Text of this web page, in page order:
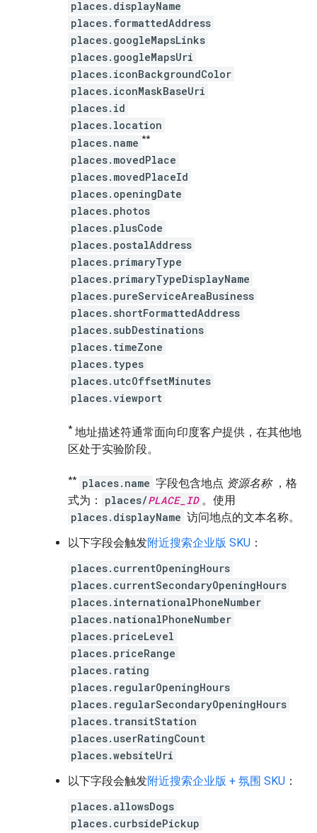
places.displayName
places.formattedAddress
places.googleMapsLinks
places.googleMapsUri
places.iconBackgroundColor
places.iconMaskBaseUri
places.id
places.location
places.name **
places.movedPlace
places.movedPlaceId
places.openingDate
places.photos
places.plusCode
places.postalAddress
places.primaryType
places.primaryTypeDisplayName
places.pureServiceAreaBusiness
places.shortFormattedAddress
places.subDestinations
places.timeZone
places.types
places.utcOffsetMinutes
places.viewport
* 地址描述符通常面向印度客户提供，在其他地
区处于实验阶段。
** places.name 字段包含地点 资源名称，格
式为：
places/PLACE_ID 。使用
places.displayName 访问地点的文本名称。
以下字段会触发附近搜索企业版 SKU ：
places.currentOpeningHours
places.currentSecondaryOpeningHours
places.internationalPhoneNumber
places.nationalPhoneNumber
places.priceLevel
places.priceRange
places.rating
places.regularOpeningHours
places.regularSecondaryOpeningHours
places.transitStation
places.userRatingCount
places.websiteUri
以下字段会触发附近搜索企业版 + 氛围 SKU ：
places.allowsDogs
places.curbsidePickup